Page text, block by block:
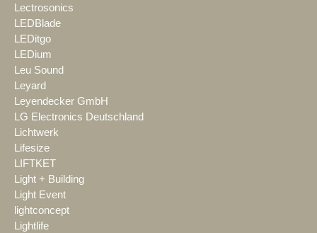
Lectrosonics
LEDBlade
LEDitgo
LEDium
Leu Sound
Leyard
Leyendecker GmbH
LG Electronics Deutschland
Lichtwerk
Lifesize
LIFTKET
Light + Building
Light Event
lightconcept
Lightlife